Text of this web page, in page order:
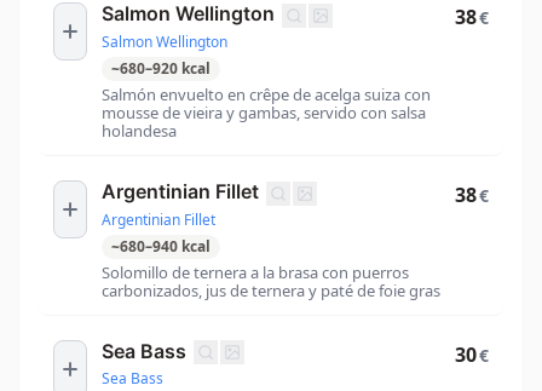
Salmon Wellington
Salmon Wellington
~680–920 kcal
Salmón envuelto en crêpe de acelga suiza con
mousse de vieira y gambas, servido con salsa
holandesa
38€
Argentinian Fillet
Argentinian Fillet
~680–940 kcal
Solomillo de ternera a la brasa con puerros
carbonizados, jus de ternera y paté de foie gras
38€
Sea Bass
Sea Bass
30€